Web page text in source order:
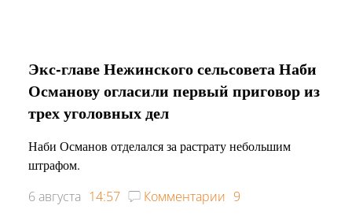
Экс-главе Нежинского сельсовета Наби
Османову огласили первый приговор из
трех уголовных дел
Наби Османов отделался за растрату небольшим
штрафом.
6 августа 14:57 Комментарии 9